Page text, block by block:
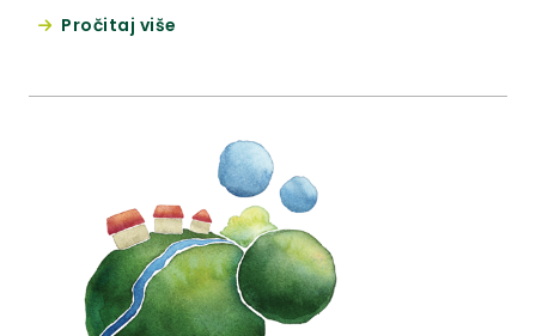
prijašnjih godina, tako je i na ovogodišnjem izdanju
Pročitaj više